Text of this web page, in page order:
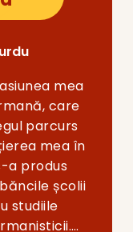
mea
care
parcurs
mea în
a produs
școlii
studiile